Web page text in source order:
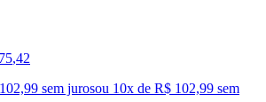
,42
sem jurosou 10x de R$ 102,99 sem